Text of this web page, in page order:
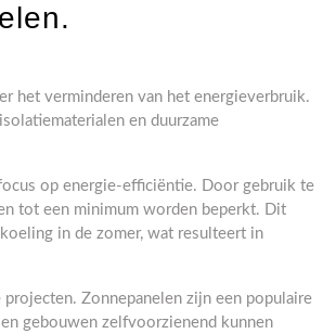
het verminderen van het energieverbruik.
en duurzame
op energie-efficiëntie. Door gebruik te
tot een minimum worden beperkt. Dit
in de zomer, wat resulteert in
projecten. Zonnepanelen zijn een populaire
gebouwen zelfvoorzienend kunnen